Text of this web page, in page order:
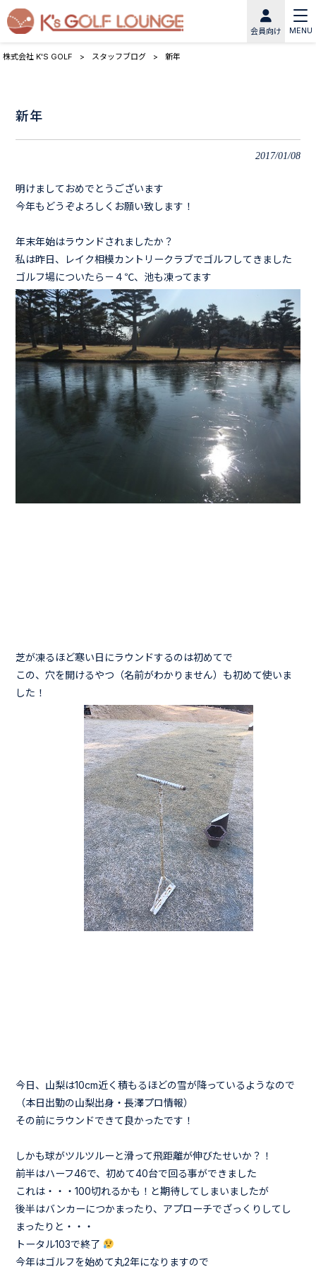
会員向け MENU
株式会社 K'S GOLF > スタッフブログ > 新年
新年
2017/01/08
明けましておめでとうございます
今年もどうぞよろしくお願い致します！
年末年始はラウンドされましたか？
私は昨日、レイク相模カントリークラブでゴルフしてきました
ゴルフ場についたら－４℃、池も凍ってます
芝が凍るほど寒い日にラウンドするのは初めてで
この、穴を開けるやつ（名前がわかりません）も初めて使いま
した！
今日、山梨は10cm近く積もるほどの雪が降っているようなので
（本日出勤の山梨出身・長澤プロ情報）
その前にラウンドできて良かったです！
しかも球がツルツルーと滑って飛距離が伸びたせいか？！
前半はハーフ46で、初めて40台で回る事ができました
これは・・・100切れるかも！と期待してしまいましたが
後半はバンカーにつかまったり、アプローチでざっくりしてし
まったりと・・・
トータル103で終了
今年はゴルフを始めて丸2年になりますので